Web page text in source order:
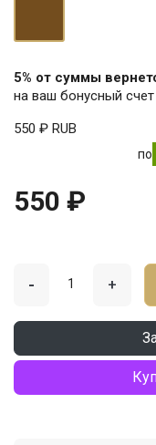
5% от суммы
на ваш бонусный
550 ₽ RUB
по
550 ₽
- +